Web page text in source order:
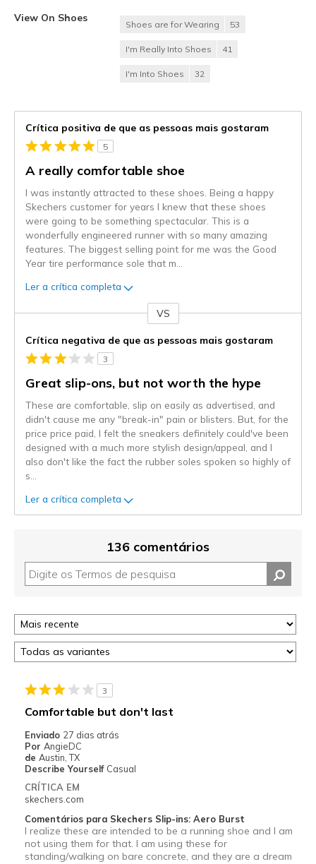
View On Shoes
Shoes are for Wearing 53
I'm Really Into Shoes 41
I'm Into Shoes 32
Crítica positiva de que as pessoas mais gostaram
5
A really comfortable shoe
I was instantly attracted to these shoes. Being a happy
Skechers customer for years I knew that these shoes
were going to be something spectacular. This is a
wonderfully engineered runner with so many amazing
features. The biggest selling point for me was the Good
Year tire performance sole that m
Ler a crítica completa
VS
Crítica negativa de que as pessoas mais gostaram
3
Great slip-ons, but not worth the hype
These are comfortable, slip on easily as advertised, and
didn't cause me any "break-in" pain or blisters. But, for the
price price paid, I felt the sneakers definitely could've been
designed with a much more stylish design/appeal, and I
also don't like the fact the rubber soles spoken so highly of
s
Ler a crítica completa
136 comentários
3
Comfortable but don't last
Enviado 27 dias atrás
Por AngieDC
de Austin, TX
Describe Yourself Casual
CRÍTICA EM
skechers.com
Comentários para Skechers Slip-ins: Aero Burst
I realize these are intended to be a running shoe and I am
not using them for that. I am using these for
standing/walking on bare concrete, and they are a dream